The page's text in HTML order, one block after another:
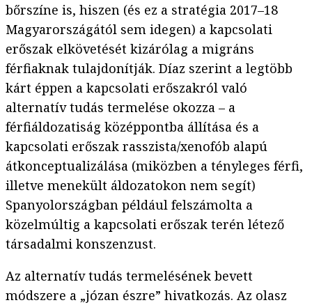
bőrszíne is, hiszen (és ez a stratégia 2017–18
Magyarországától sem idegen) a kapcsolati
erőszak elkövetését kizárólag a migráns
férfiaknak tulajdonítják. Díaz szerint a legtöbb
kárt éppen a kapcsolati erőszakról való
alternatív tudás termelése okozza – a
férfiáldozatiság középpontba állítása és a
kapcsolati erőszak rasszista/xenofób alapú
átkonceptualizálása (miközben a tényleges férfi,
illetve menekült áldozatokon nem segít)
Spanyolországban például felszámolta a
közelmúltig a kapcsolati erőszak terén létező
társadalmi konszenzust.
Az alternatív tudás termelésének bevett
módszere a „józan észre” hivatkozás. Az olasz